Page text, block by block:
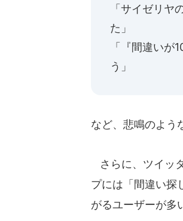
「サイゼリ
た」
「『間違いが
う」
など、悲鳴のよう
さらに、ツイッ
プには「間違い探
がるユーザーが多